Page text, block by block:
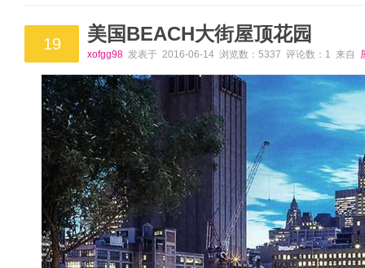
19 美国BEACH大街屋顶花园
xofgg98 发表于 2016-06-14 浏览数：5337 评论数：1 来自